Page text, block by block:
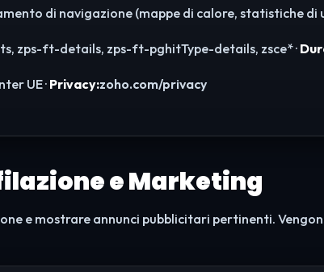
di navigazione (mappe di calore, statistiche di
zps-ft-details, zps-ft-pghitType-details, zsce* ·
UE · Privacy:zoho.com/privacy
e Marketing
e mostrare annunci pubblicitari pertinenti.